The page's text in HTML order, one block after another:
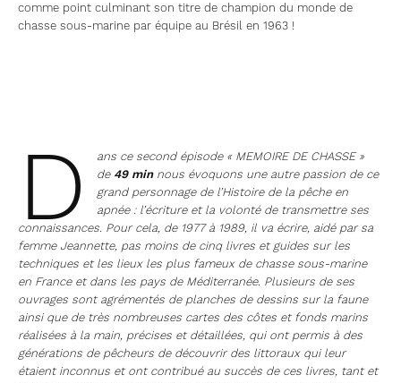
comme point culminant son titre de champion du monde de
chasse sous-marine par équipe au Brésil en 1963 !
D
ans ce second épisode « MEMOIRE DE CHASSE »
de 49 min nous évoquons une autre passion de ce
grand personnage de l’Histoire de la pêche en
apnée : l’écriture et la volonté de transmettre ses
connaissances. Pour cela, de 1977 à 1989, il va écrire, aidé par sa
femme Jeannette, pas moins de cinq livres et guides sur les
techniques et les lieux les plus fameux de chasse sous-marine
en France et dans les pays de Méditerranée. Plusieurs de ses
ouvrages sont agrémentés de planches de dessins sur la faune
ainsi que de très nombreuses cartes des côtes et fonds marins
réalisées à la main, précises et détaillées, qui ont permis à des
générations de pêcheurs de découvrir des littoraux qui leur
étaient inconnus et ont contribué au succès de ces livres, tant et